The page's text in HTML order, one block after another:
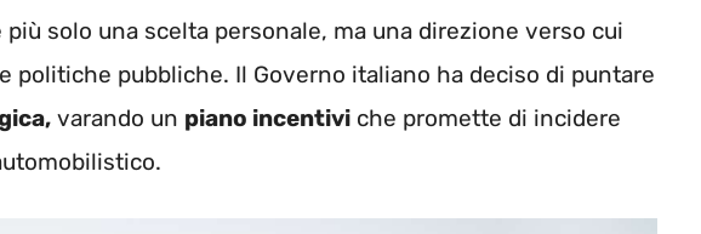
solo una scelta personale, ma una direzione verso cui
politiche pubbliche. Il Governo italiano ha deciso di puntare
varando un piano incentivi che promette di incidere